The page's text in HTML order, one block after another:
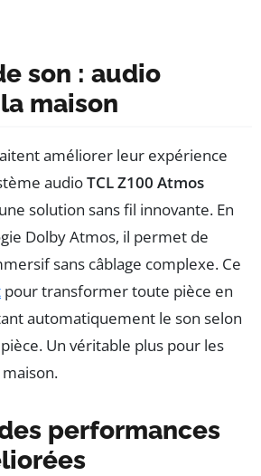
son : audio
maison
améliorer leur expérience
audioTCL Z100 Atmos
solution sans fil innovante. En
Dolby Atmos, il permet de
sans câblage complexe. Ce
pour transformer toute pièce en
automatiquement le son selon
Un véritable plus pour les
performances